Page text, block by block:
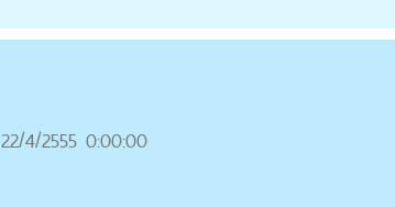
22/4/2555 0:00:00